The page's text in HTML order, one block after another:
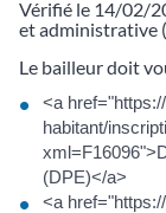
Vérifié le 14/02/
et administrative
Le bailleur doit
<a
habitant/
(DPE)</a>
<a